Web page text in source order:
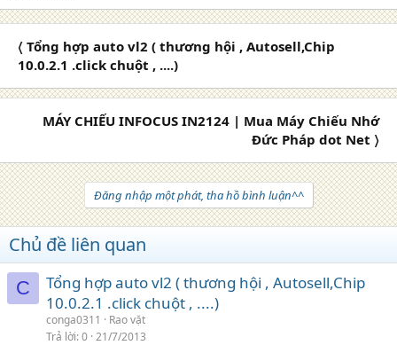
〈 Tổng hợp auto vl2 ( thương hội , Autosell,Chip
10.0.2.1 .click chuột , ....)
MÁY CHIẾU INFOCUS IN2124 | Mua Máy Chiếu Nhớ
Đức Pháp dot Net 〉
Đăng nhập một phát, tha hồ bình luận^^
Chủ đề liên quan
C
Tổng hợp auto vl2 ( thương hội , Autosell,Chip
10.0.2.1 .click chuột , ....)
conga0311
Rao vặt
Trả lời 0 21/7/2013